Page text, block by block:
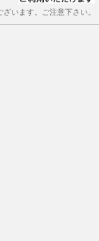
います。ご注意下さい。